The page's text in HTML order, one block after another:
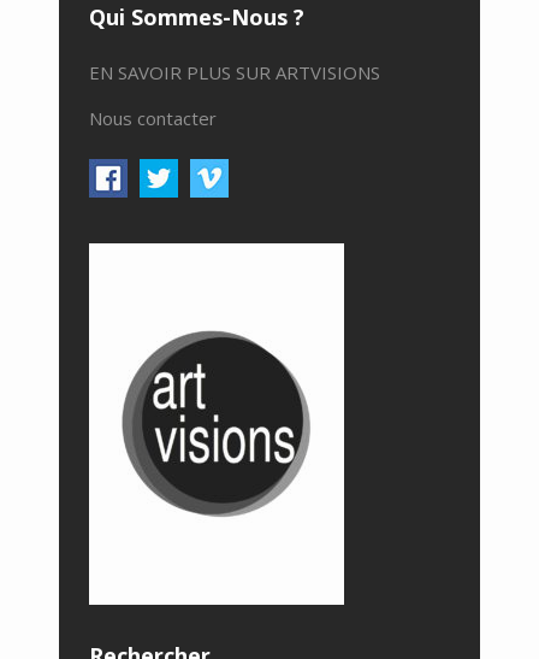
Qui Sommes-Nous ?
EN SAVOIR PLUS SUR ARTVISIONS
Nous contacter